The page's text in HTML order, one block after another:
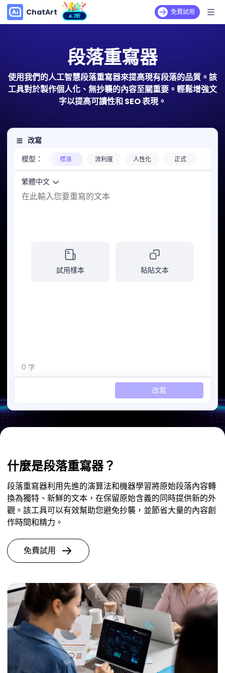
ChatArt 4.7折 免費試用
段落重寫器
使用我們的人工智慧段落重寫器來提高現有段落的品質。該
工具對於製作個人化、無抄襲的內容至關重要。輕鬆增強文
字以提高可讀性和 SEO 表現。
改寫
模型：
標准 流利度 人性化 正式
繁體中文
試用樣本 粘貼文本
0 字
改寫
什麼是段落重寫器？
段落重寫器利用先進的演算法和機器學習將原始段落內容轉
換為獨特、新鮮的文本，在保留原始含義的同時提供新的外
觀。該工具可以有效幫助您避免抄襲，並節省大量的內容創
作時間和精力。
免費試用